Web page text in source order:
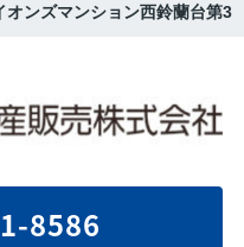
オンズマンション西鈴蘭台第3
8586